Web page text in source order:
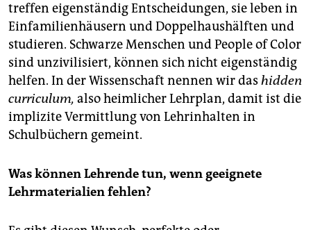
treffen eigenständig Entscheidungen, sie leben in
Einfamilienhäusern und Doppelhaushälften und
studieren. Schwarze Menschen und People of Color
sind unzivilisiert, können sich nicht eigenständig
helfen. In der Wissenschaft nennen wir das hidden
curriculum, also heimlicher Lehrplan, damit ist die
implizite Vermittlung von Lehrinhalten in
Schulbüchern gemeint.
Was können Lehrende tun, wenn geeignete
Lehrmaterialien fehlen?